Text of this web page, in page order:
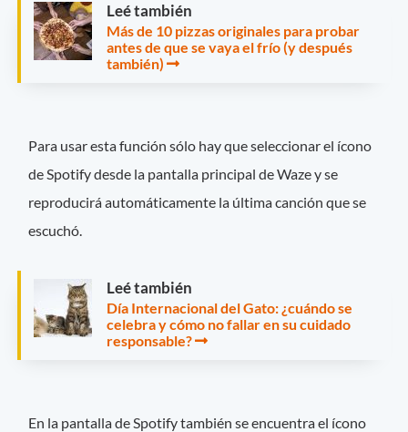
Leé también
Más de 10 pizzas originales para probar
antes de que se vaya el frío (y después
también)
Para usar esta función sólo hay que seleccionar el ícono
de Spotify desde la pantalla principal de Waze y se
reproducirá automáticamente la última canción que se
escuchó.
Leé también
Día Internacional del Gato: ¿cuándo se
celebra y cómo no fallar en su cuidado
responsable?
En la pantalla de Spotify también se encuentra el ícono